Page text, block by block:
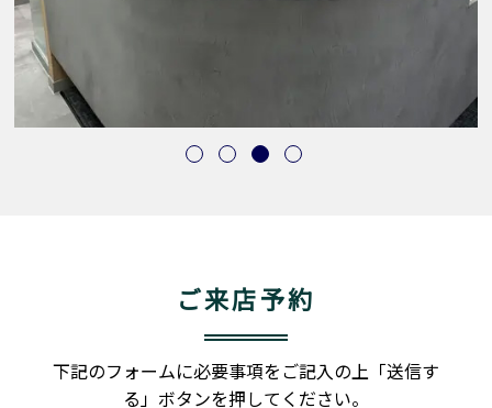
ご来店予約
下記のフォームに必要事項をご記入の上「送信す
る」ボタンを押してください。